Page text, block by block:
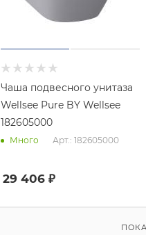
Чаша подвесного унитаза
Wellsee Pure BY Wellsee
182605000
Много Арт.: 182605000
29 406₽